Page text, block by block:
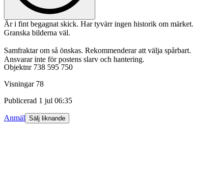
Är i fint begagnat skick. Har tyvärr ingen historik om märket.
Granska bilderna väl.
Samfraktar om så önskas. Rekommenderar att välja spårbart.
Ansvarar inte för postens slarv och hantering.
Objektnr 738 595 750
Visningar 78
Publicerad 1 jul 06:35
Anmäl Sälj liknande